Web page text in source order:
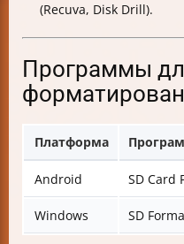
(Recuva, Disk Drill).
Программы
Платформа
Android SD Card
Windows SD